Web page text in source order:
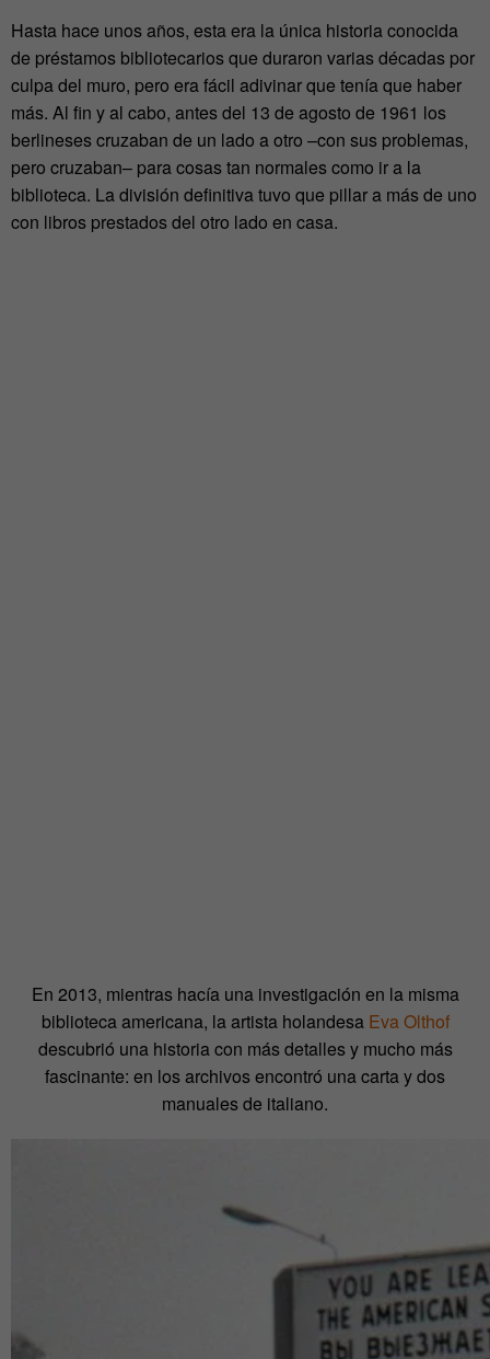
Hasta hace unos años, esta era la única historia conocida
de préstamos bibliotecarios que duraron varias décadas por
culpa del muro, pero era fácil adivinar que tenía que haber
más. Al fin y al cabo, antes del 13 de agosto de 1961 los
berlineses cruzaban de un lado a otro –con sus problemas,
pero cruzaban– para cosas tan normales como ir a la
biblioteca. La división definitiva tuvo que pillar a más de uno
con libros prestados del otro lado en casa.
En 2013, mientras hacía una investigación en la misma
biblioteca americana, la artista holandesa Eva Olthof
descubrió una historia con más detalles y mucho más
fascinante: en los archivos encontró una carta y dos
manuales de italiano.